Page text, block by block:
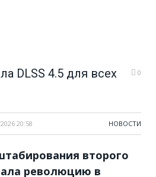
DLSS 4.5 для всех
0
20:58 НОВОСТИ
второго
революцию в